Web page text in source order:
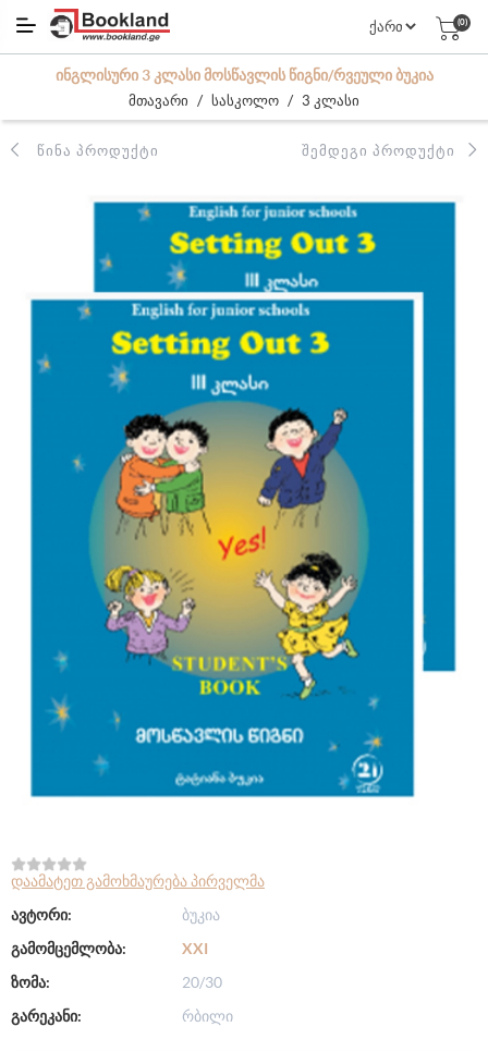
(0)
ᲘᲜᲒᲚᲘᲡᲣᲠᲘ 3 ᲙᲚᲐᲡᲘ ᲛᲝᲡᲬᲐᲕᲚᲘᲡ ᲬᲘᲒᲜᲘ/ᲠᲕᲔᲣᲚᲘ ᲑᲣᲙᲘᲐ
მთავარი / სასკოლო / 3 კლასი
ᲬᲘᲜᲐ ᲞᲠᲝᲓᲣᲥᲢᲘ ᲨᲔᲛᲓᲔᲒᲘ ᲞᲠᲝᲓᲣᲥᲢᲘ
დაამატეთ გამოხმაურება პირველმა
ავტორი:
ბუკია
გამომცემლობა:
XXI
ზომა:
20/30
გარეკანი:
რბილი